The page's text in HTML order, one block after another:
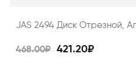
JAS 2494 Диск Отрезной,
468.00₽ 421.20₽